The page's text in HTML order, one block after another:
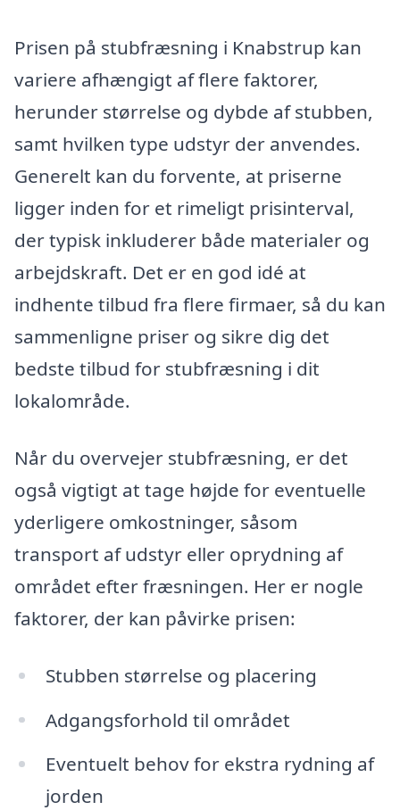
Prisen på stubfræsning i Knabstrup kan
variere afhængigt af flere faktorer,
herunder størrelse og dybde af stubben,
samt hvilken type udstyr der anvendes.
Generelt kan du forvente, at priserne
ligger inden for et rimeligt prisinterval,
der typisk inkluderer både materialer og
arbejdskraft. Det er en god idé at
indhente tilbud fra flere firmaer, så du kan
sammenligne priser og sikre dig det
bedste tilbud for stubfræsning i dit
lokalområde.
Når du overvejer stubfræsning, er det
også vigtigt at tage højde for eventuelle
yderligere omkostninger, såsom
transport af udstyr eller oprydning af
området efter fræsningen. Her er nogle
faktorer, der kan påvirke prisen:
Stubben størrelse og placering
Adgangsforhold til området
Eventuelt behov for ekstra rydning af
jorden